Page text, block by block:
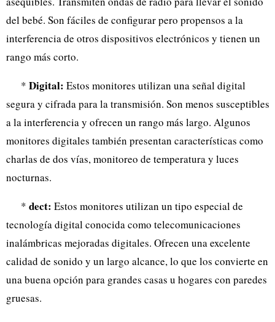
del bebé. Son fáciles de configurar pero propensos a la
interferencia de otros dispositivos electrónicos y tienen un
rango más corto.
* Digital: Estos monitores utilizan una señal digital
segura y cifrada para la transmisión. Son menos susceptibles
a la interferencia y ofrecen un rango más largo. Algunos
monitores digitales también presentan características como
charlas de dos vías, monitoreo de temperatura y luces
nocturnas.
* dect: Estos monitores utilizan un tipo especial de
tecnología digital conocida como telecomunicaciones
inalámbricas mejoradas digitales. Ofrecen una excelente
calidad de sonido y un largo alcance, lo que los convierte en
una buena opción para grandes casas u hogares con paredes
gruesas.